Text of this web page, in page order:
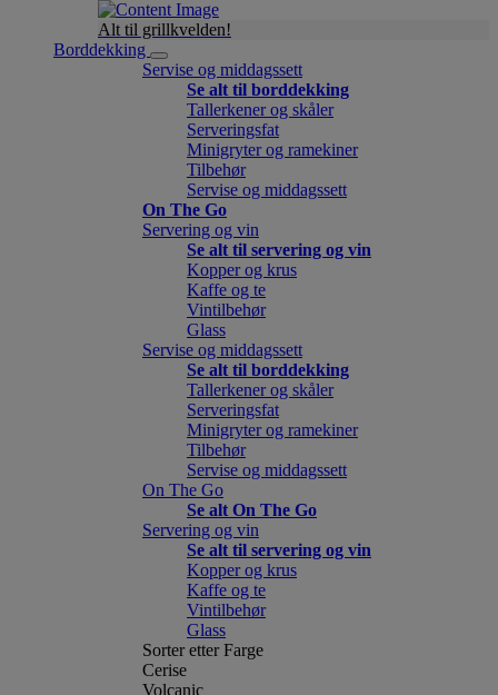
Alt til grillkvelden!
Borddekking
Servise og middagssett
Se alt til borddekking
Tallerkener og skåler
Serveringsfat
Minigryter og ramekiner
Tilbehør
Servise og middagssett
On The Go
Servering og vin
Se alt til servering og vin
Kopper og krus
Kaffe og te
Vintilbehør
Glass
Servise og middagssett
Se alt til borddekking
Tallerkener og skåler
Serveringsfat
Minigryter og ramekiner
Tilbehør
Servise og middagssett
On The Go
Se alt On The Go
Servering og vin
Se alt til servering og vin
Kopper og krus
Kaffe og te
Vintilbehør
Glass
Sorter etter Farge
Cerise
Volcanic